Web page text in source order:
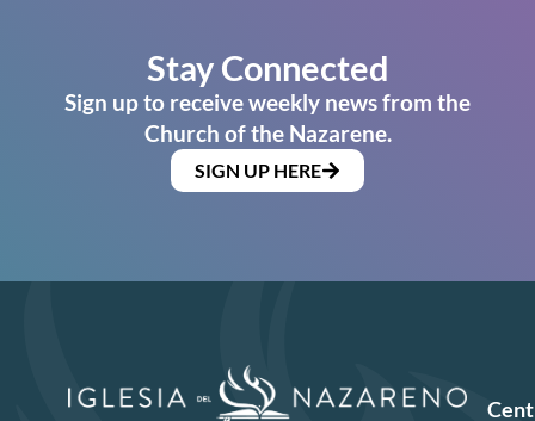
Stay Connected
Sign up to receive weekly news from the
Church of the Nazarene.
SIGN UP HERE